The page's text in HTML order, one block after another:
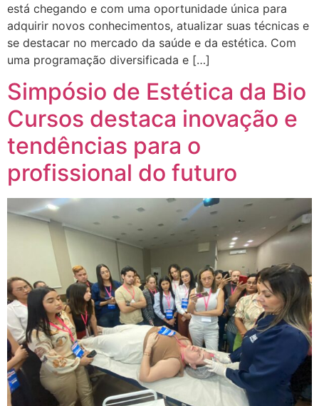
está chegando e com uma oportunidade única para
adquirir novos conhecimentos, atualizar suas técnicas e
se destacar no mercado da saúde e da estética. Com
uma programação diversificada e […]
Simpósio de Estética da Bio
Cursos destaca inovação e
tendências para o
profissional do futuro